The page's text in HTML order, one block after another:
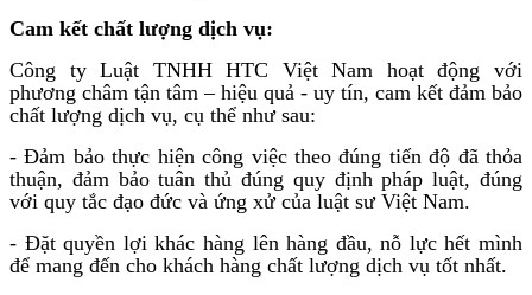
Cam kết chất lượng dịch vụ:
Công ty Luật TNHH HTC Việt Nam hoạt động với
phương châm tận tâm – hiệu quả - uy tín, cam kết đảm bảo
chất lượng dịch vụ, cụ thể như sau:
- Đảm bảo thực hiện công việc theo đúng tiến độ đã thỏa
thuận, đảm bảo tuân thủ đúng quy định pháp luật, đúng
với quy tắc đạo đức và ứng xử của luật sư Việt Nam.
- Đặt quyền lợi khác hàng lên hàng đầu, nỗ lực hết mình
để mang đến cho khách hàng chất lượng dịch vụ tốt nhất.